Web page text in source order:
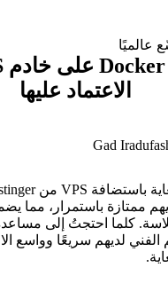
الاعتماد عليها
Gad
ممتازة باستمرار، مما
كلما احتجتُ إلى
الفني لديهم سريعًا وواسع